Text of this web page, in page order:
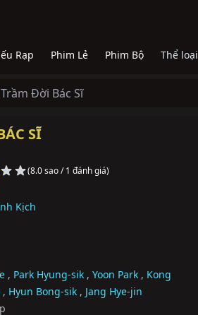
Rạp Phim Lẻ Phim Bộ Thể loại
Đời Bác Sĩ
SĨ
(8.0 sao / 1 đánh giá)
Kịch
, Park Hyung-sik , Yoon Park , Kong
, Hyun Bong-sik , Jang Hye-jin